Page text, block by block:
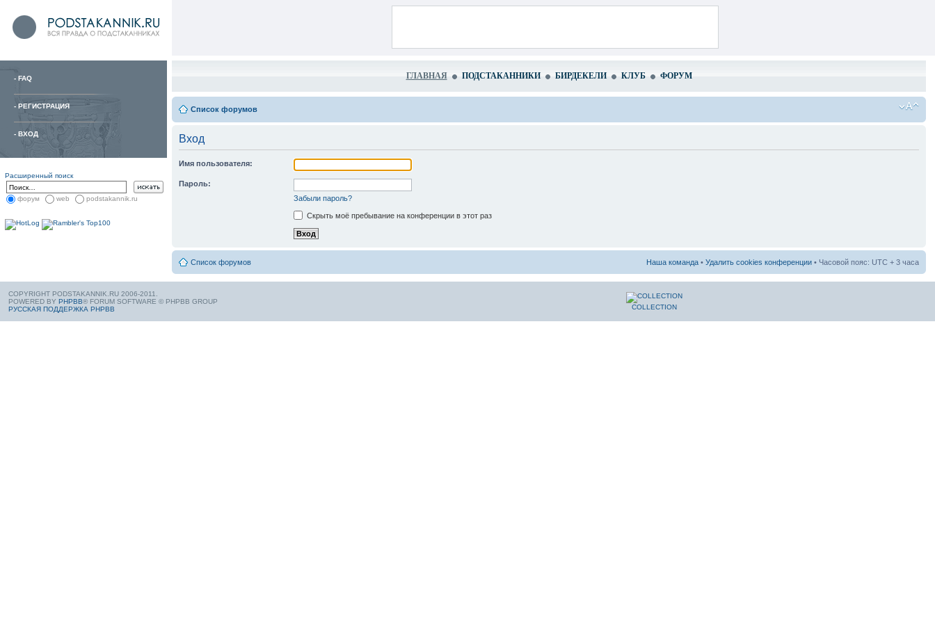
- FAQ
- РЕГИСТРАЦИЯ
- ВХОД
Расширенный поиск
форум web podstakannik.ru
ГЛАВНАЯ ПОДСТАКАННИКИ БИРДЕКЕЛИ КЛУБ ФОРУМ
Список форумов
Вход
Имя пользователя:
Пароль:
Забыли пароль?
Скрыть моё пребывание на конференции в этот раз
Список форумов Наша команда • Удалить cookies конференции • Часовой пояс: UTC + 3 часа
COPYRIGHT PODSTAKANNIK.RU 2006-2011.
POWERED BY PHPBB® FORUM SOFTWARE © PHPBB GROUP
РУССКАЯ ПОДДЕРЖКА PHPBB
COLLECTION